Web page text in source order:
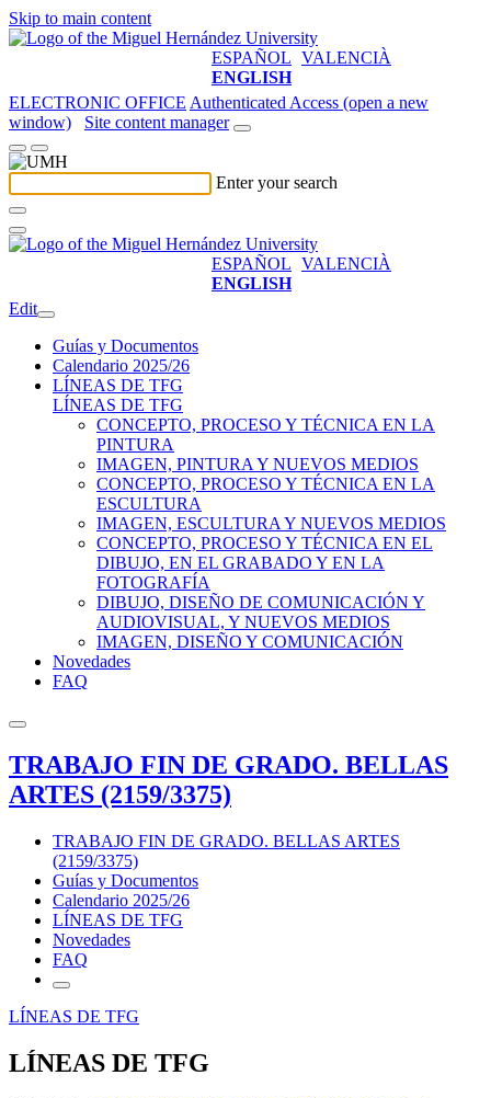
Skip to main content
ESPAÑOL VALENCIÀ
ENGLISH
ELECTRONIC OFFICE Authenticated Access (open a new
window)
Site content manager
Enter your search
ESPAÑOL VALENCIÀ
ENGLISH
Edit
Guías y Documentos
Calendario 2025/26
LÍNEAS DE TFG
LÍNEAS DE TFG
CONCEPTO, PROCESO Y TÉCNICA EN LA
PINTURA
IMAGEN, PINTURA Y NUEVOS MEDIOS
CONCEPTO, PROCESO Y TÉCNICA EN LA
ESCULTURA
IMAGEN, ESCULTURA Y NUEVOS MEDIOS
CONCEPTO, PROCESO Y TÉCNICA EN EL
DIBUJO, EN EL GRABADO Y EN LA
FOTOGRAFÍA
DIBUJO, DISEÑO DE COMUNICACIÓN Y
AUDIOVISUAL, Y NUEVOS MEDIOS
IMAGEN, DISEÑO Y COMUNICACIÓN
Novedades
FAQ
TRABAJO FIN DE GRADO. BELLAS
ARTES (2159/3375)
TRABAJO FIN DE GRADO. BELLAS ARTES
(2159/3375)
Guías y Documentos
Calendario 2025/26
LÍNEAS DE TFG
Novedades
FAQ
LÍNEAS DE TFG
LÍNEAS DE TFG